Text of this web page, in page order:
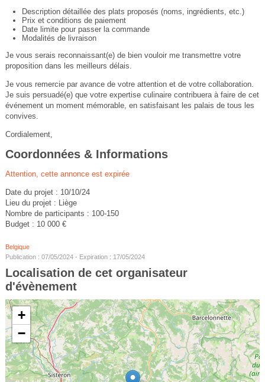
Description détaillée des plats proposés (noms, ingrédients, etc.)
Prix et conditions de paiement
Date limite pour passer la commande
Modalités de livraison
Je vous serais reconnaissant(e) de bien vouloir me transmettre votre
proposition dans les meilleurs délais.
Je vous remercie par avance de votre attention et de votre collaboration.
Je suis persuadé(e) que votre expertise culinaire contribuera à faire de cet
événement un moment mémorable, en satisfaisant les palais de tous les
convives.
Cordialement,
Coordonnées & Informations
Attention, cette annonce est expirée
Date du projet : 10/10/24
Lieu du projet : Liège
Nombre de participants : 100-150
Budget : 10 000 €
Belgique
Publication : 07/05/2024 - Expiration : 17/05/2024
Localisation de cet organisateur
d'évènement
+
−